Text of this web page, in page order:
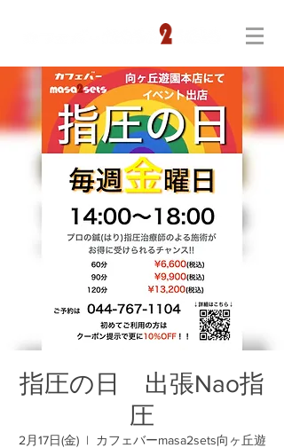
指圧の日 出張Nao指
圧
2月17日(金)
  |
カフェバーmasa2sets向ヶ丘遊